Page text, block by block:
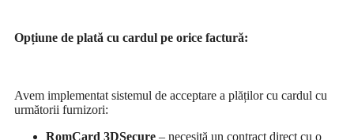
Opțiune de plată cu cardul pe orice factură:
Avem implementat sistemul de acceptare a plăților cu cardul cu
următorii furnizori:
RomCard 3DSecure – necesită un contract direct cu o